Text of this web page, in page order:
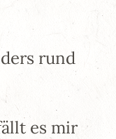
rund
es mir